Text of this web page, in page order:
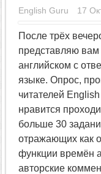
English Guru 17
После трёх
представляю
английском с
языке. Опрос,
читателей
нравится
больше 30
отражающих как
функции времён
авторские